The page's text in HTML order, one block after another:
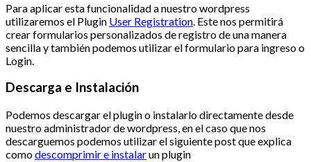
Para aplicar esta funcionalidad a nuestro wordpress
utilizaremos el Plugin User Registration . Este nos permitirá
crear formularios personalizados de registro de una manera
sencilla y también podemos utilizar el formulario para ingreso o
Login.
Descarga e Instalación
Podemos descargar el plugin o instalarlo directamente desde
nuestro administrador de wordpress, en el caso que nos
descarguemos podemos utilizar el siguiente post que explica
comodescomprimir e instalarun plugin